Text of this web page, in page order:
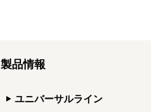
製品情報
ユニバーサルライン